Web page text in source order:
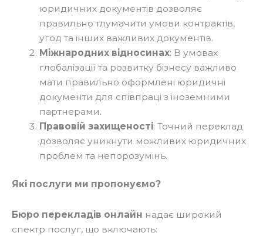
юридичних документів дозволяє
правильно тлумачити умови контрактів,
угод та інших важливих документів.
Міжнародних відносинах: В умовах
глобалізації та розвитку бізнесу важливо
мати правильно оформлені юридичні
документи для співпраці з іноземними
партнерами.
Правовій захищеності: Точний переклад
дозволяє уникнути можливих юридичних
проблем та непорозумінь.
Які послуги ми пропонуємо?
Бюро перекладів онлайн надає широкий
спектр послуг, що включають: